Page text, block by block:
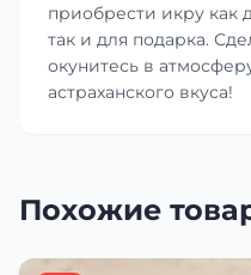
приобрести икру как
так и для подарка.
окунитесь в
астраханского вкуса!
Похожие